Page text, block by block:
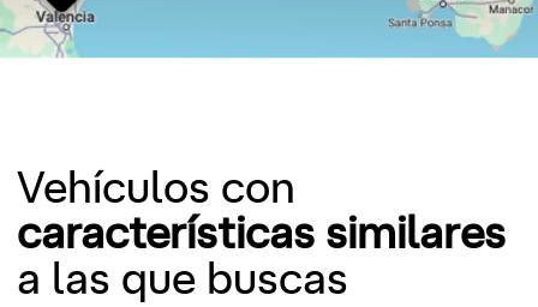
Vehículos con
características similares
a las que buscas